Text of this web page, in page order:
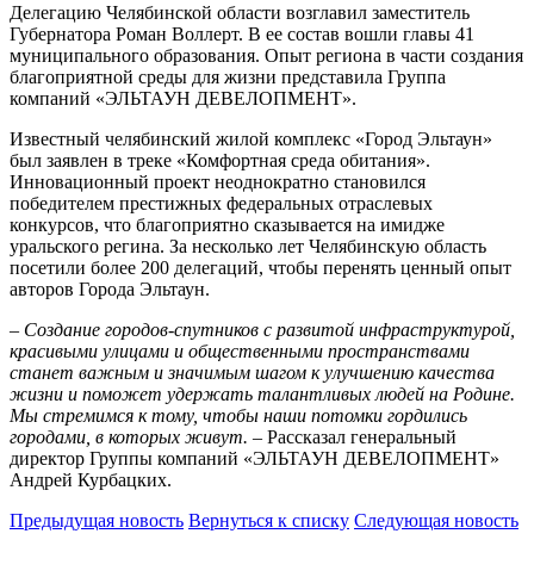
Делегацию Челябинской области возглавил заместитель
Губернатора Роман Воллерт. В ее состав вошли главы 41
муниципального образования. Опыт региона в части создания
благоприятной среды для жизни представила Группа
компаний «ЭЛЬТАУН ДЕВЕЛОПМЕНТ».
Известный челябинский жилой комплекс «Город Эльтаун»
был заявлен в треке «Комфортная среда обитания».
Инновационный проект неоднократно становился
победителем престижных федеральных отраслевых
конкурсов, что благоприятно сказывается на имидже
уральского регина. За несколько лет Челябинскую область
посетили более 200 делегаций, чтобы перенять ценный опыт
авторов Города Эльтаун.
– Создание городов-спутников с развитой инфраструктурой,
красивыми улицами и общественными пространствами
станет важным и значимым шагом к улучшению качества
жизни и поможет удержать талантливых людей на Родине.
Мы стремимся к тому, чтобы наши потомки гордились
городами, в которых живут. – Рассказал генеральный
директор Группы компаний «ЭЛЬТАУН ДЕВЕЛОПМЕНТ»
Андрей Курбацких.
Предыдущая новость Вернуться к списку Следующая новость